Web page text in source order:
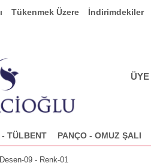
Tükenmek Üzere İndirimdekiler
- TÜLBENT PANÇO - OMUZ ŞALI
09 - Renk-01